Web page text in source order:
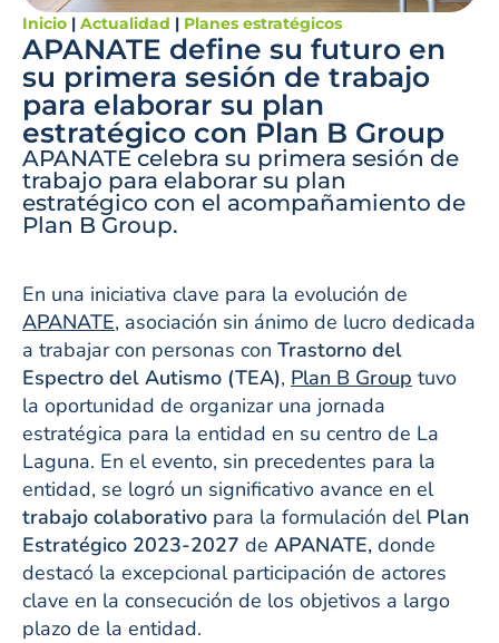
Inicio | Actualidad | Planes estratégicos
APANATE define su futuro en
su primera sesión de trabajo
para elaborar su plan
estratégico con Plan B Group
APANATE celebra su primera sesión de
trabajo para elaborar su plan
estratégico con el acompañamiento de
Plan B Group.
En una iniciativa clave para la evolución de
APANATE, asociación sin ánimo de lucro dedicada
a trabajar con personas con Trastorno del
Espectro del Autismo (TEA), Plan B Group tuvo
la oportunidad de organizar una jornada
estratégica para la entidad en su centro de La
Laguna. En el evento, sin precedentes para la
entidad, se logró un significativo avance en el
trabajo colaborativo para la formulación delPlan
Estratégico 2023-2027 de APANATE, donde
destacó la excepcional participación de actores
clave en la consecución de los objetivos a largo
plazo de la entidad.